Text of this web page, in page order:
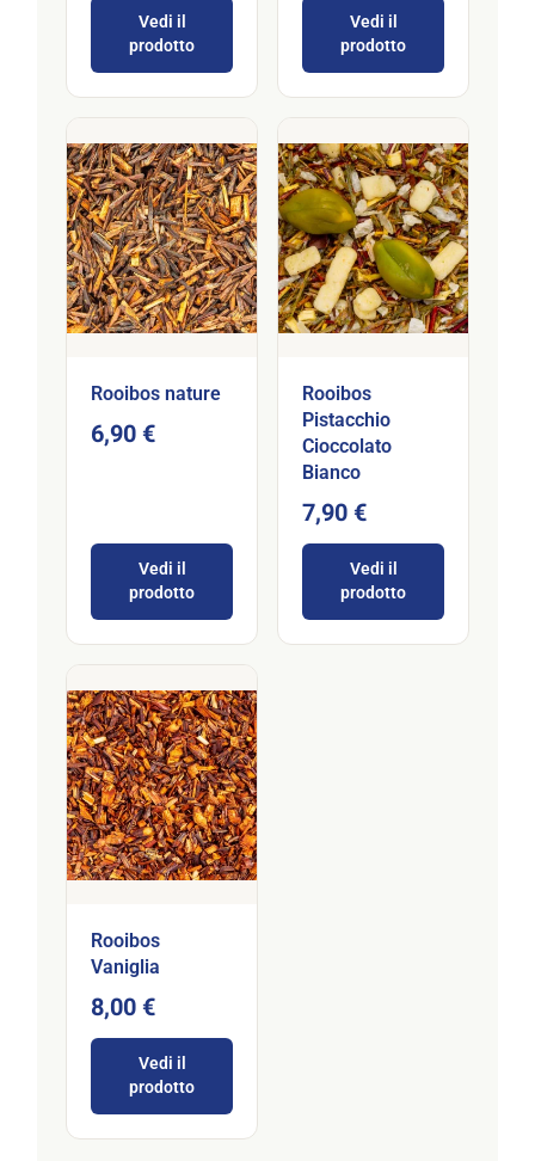
Vedi il
prodotto
Vedi il
prodotto
Rooibos nature
6,90 €
Vedi il
prodotto
Rooibos
Pistacchio
Cioccolato
Bianco
7,90 €
Vedi il
prodotto
Rooibos
Vaniglia
8,00 €
Vedi il
prodotto